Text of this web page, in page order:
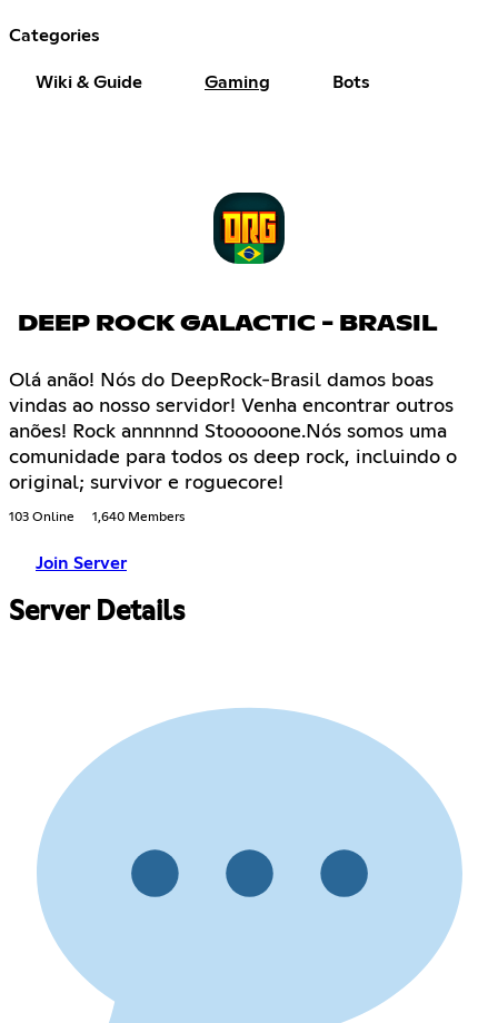
Categories
Wiki & Guide Gaming Bots
DEEP ROCK GALACTIC - BRASIL
Olá anão! Nós do DeepRock-Brasil damos boas
vindas ao nosso servidor! Venha encontrar outros
anões! Rock annnnnd Stooooone.Nós somos uma
comunidade para todos os deep rock, incluindo o
original; survivor e roguecore!
103 Online 1,640 Members
Join Server
Server Details